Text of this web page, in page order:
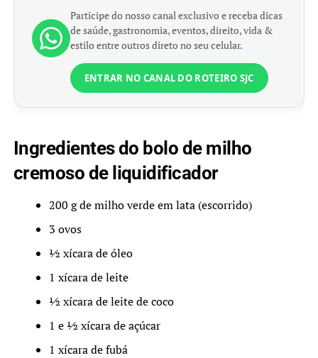
Participe do nosso canal exclusivo e receba dicas
de saúde, gastronomia, eventos, direito, vida &
estilo entre outros direto no seu celular.
ENTRAR NO CANAL DO ROTEIRO SJC
Ingredientes do bolo de milho
cremoso de liquidificador
200 g de milho verde em lata (escorrido)
3 ovos
½ xícara de óleo
1 xícara de leite
½ xícara de leite de coco
1 e ½ xícara de açúcar
1 xícara de fubá